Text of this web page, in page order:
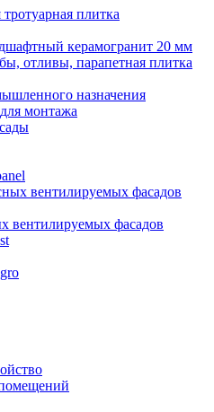
плитка
керамогранит 20 мм
отливы, парапетная плитка
назначения
монтажа
вентилируемых фасадов
вентилируемых фасадов